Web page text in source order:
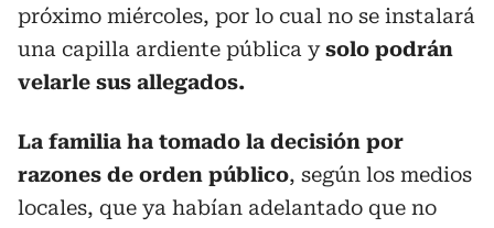
próximo miércoles, por lo cual no se instalará
una capilla ardiente pública ysolo podrán
velarle sus allegados.
La familia ha tomado la decisión por
razones de orden público, según los medios
locales, que ya habían adelantado que no